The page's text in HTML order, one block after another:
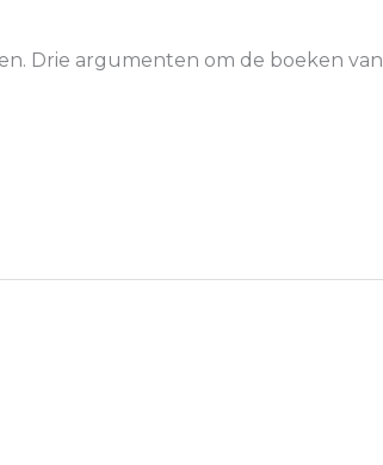
Drie argumenten om de boeken van